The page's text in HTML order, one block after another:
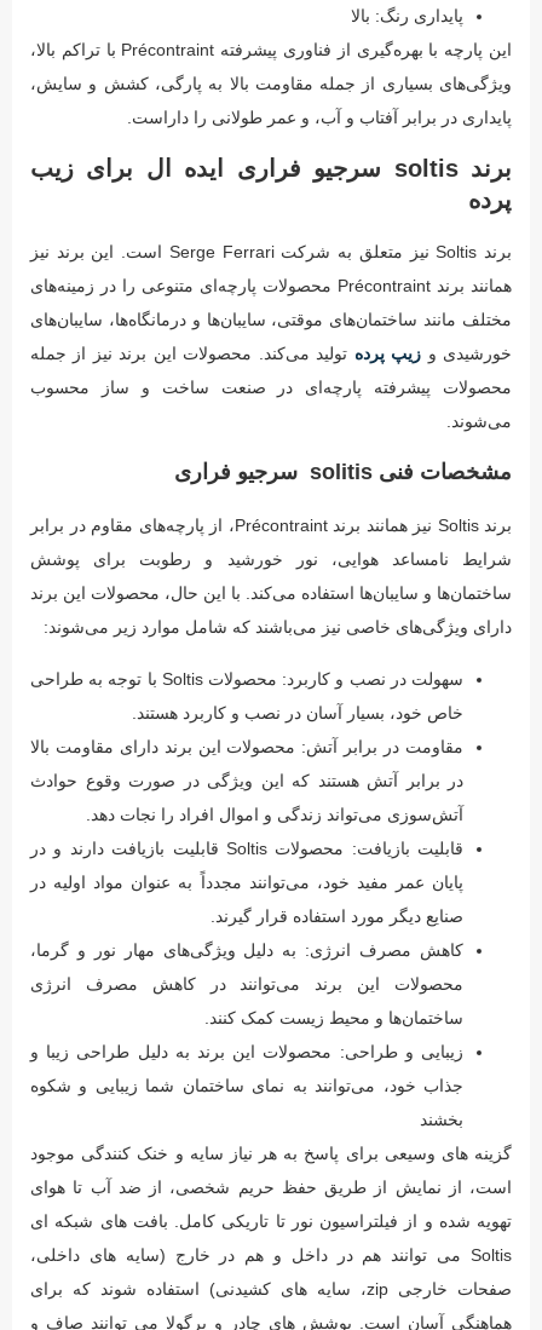
پایداری رنگ: بالا
این پارچه با بهره‌گیری از فناوری پیشرفته Précontraint با تراکم بالا،
ویژگی‌های بسیاری از جمله مقاومت بالا به پارگی، کشش و سایش،
پایداری در برابر آفتاب و آب، و عمر طولانی را داراست.
برند soltis سرجیو فراری ایده ال برای زیب
پرده
برند Soltis نیز متعلق به شرکت Serge Ferrari است. این برند نیز
همانند برند Précontraint محصولات پارچه‌ای متنوعی را در زمینه‌های
مختلف مانند ساختمان‌های موقتی، سایبان‌ها و درمانگاه‌ها، سایبان‌های
خورشیدی و زیپ پرده تولید می‌کند. محصولات این برند نیز از جمله
محصولات پیشرفته پارچه‌ای در صنعت ساخت و ساز محسوب
می‌شوند.
مشخصات فنی solitis سرجیو فراری
برند Soltis نیز همانند برند Précontraint، از پارچه‌های مقاوم در برابر
شرایط نامساعد هوایی، نور خورشید و رطوبت برای پوشش
ساختمان‌ها و سایبان‌ها استفاده می‌کند. با این حال، محصولات این برند
دارای ویژگی‌های خاصی نیز می‌باشند که شامل موارد زیر می‌شوند:
سهولت در نصب و کاربرد: محصولات Soltis با توجه به طراحی
خاص خود، بسیار آسان در نصب و کاربرد هستند.
مقاومت در برابر آتش: محصولات این برند دارای مقاومت بالا
در برابر آتش هستند که این ویژگی در صورت وقوع حوادث
آتش‌سوزی می‌تواند زندگی و اموال افراد را نجات دهد.
قابلیت بازیافت: محصولات Soltis قابلیت بازیافت دارند و در
پایان عمر مفید خود، می‌توانند مجدداً به عنوان مواد اولیه در
صنایع دیگر مورد استفاده قرار گیرند.
کاهش مصرف انرژی: به دلیل ویژگی‌های مهار نور و گرما،
محصولات این برند می‌توانند در کاهش مصرف انرژی
ساختمان‌ها و محیط زیست کمک کنند.
زیبایی و طراحی: محصولات این برند به دلیل طراحی زیبا و
جذاب خود، می‌توانند به نمای ساختمان شما زیبایی و شکوه
بخشند
گزینه های وسیعی برای پاسخ به هر نیاز سایه و خنک کنندگی موجود
است، از نمایش از طریق حفظ حریم شخصی، از ضد آب تا هوای
تهویه شده و از فیلتراسیون نور تا تاریکی کامل. بافت های شبکه ای
Soltis می توانند هم در داخل و هم در خارج (سایه های داخلی،
صفحات خارجی zip، سایه های کشیدنی) استفاده شوند که برای
هماهنگی آسان است. پوشش های چادر و پرگولا می توانند صاف و